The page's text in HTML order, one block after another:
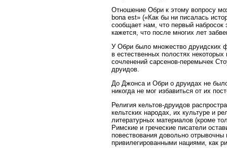
Отношение Обри к этому вопросу
bona est» («Как бы ни писалась
сообщает нам, что первый набросок
кажется, что после многих лет
У Обри было множество друидских
в естественных полостях
сочленений сарсенов-перемычек
друидов.
До Джонса и Обри о друидах не
никогда не мог избавиться от их
Религия кельтов-друидов
кельтских народах, их культуре и
литературных материалов (кроме
Римские и греческие писатели
повествования довольно
привилегированными нациями, как